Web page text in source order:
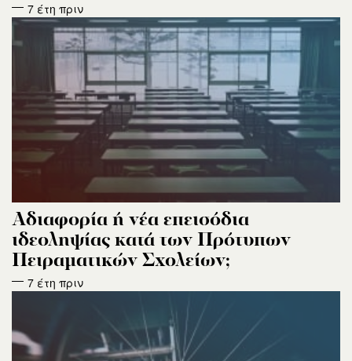
7 έτη πριν
Αδιαφορία ή νέα επεισόδια
ιδεοληψίας κατά των Πρότυπων
Πειραματικών Σχολείων;
7 έτη πριν